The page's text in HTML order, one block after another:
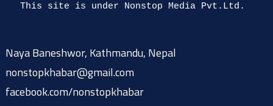
Naya Baneshwor, Kathmandu, Nepal
nonstopkhabar@gmail.com
facebook.com/nonstopkhabar